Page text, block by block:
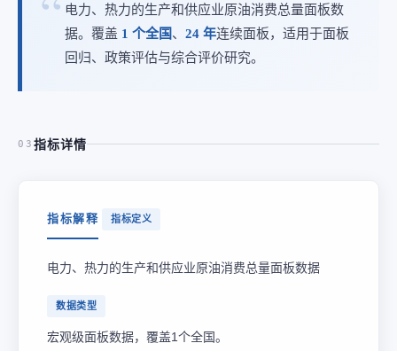
电力、热力的生产和供应业原油消费总量面板数
据。覆盖 1 个全国、 24 年连续面板，适用于面板
回归、政策评估与综合评价研究。
03 指标详情
指标解释 指标定义
电力、热力的生产和供应业原油消费总量面板数据
数据类型
宏观级面板数据，覆盖1个全国。